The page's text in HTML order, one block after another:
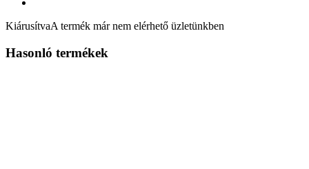
KiárusítvaA termék már nem elérhető üzletünkben
Hasonló termékek